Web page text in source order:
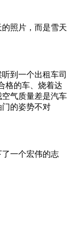
照片，而是雪天
到一个出租车司
格的车、烧着达
气质量差是汽车
的姿势不对
一个宏伟的志